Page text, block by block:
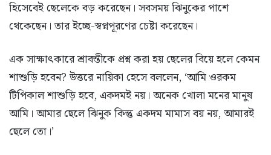
হিসেবেই ছেলেকে বড় করেছেন। সবসময় ঝিনুকের পাশে
থেকেছেন। তার ইচ্ছে-স্বপ্নপূরণের চেষ্টা করেছেন।
এক সাক্ষাৎকারে শ্রাবন্তীকে প্রশ্ন করা হয় ছেলের বিয়ে হলে কেমন
শাশুড়ি হবেন? উত্তরে নায়িকা হেসে বললেন, ‘আমি ওরকম
টিপিকাল শাশুড়ি হবে, একদমই নয়। অনেক খোলা মনের মানুষ
আমি। আমার ছেলে ঝিনুক কিন্তু একদম মামাস বয় নয়, আমারই
ছেলে তো।’